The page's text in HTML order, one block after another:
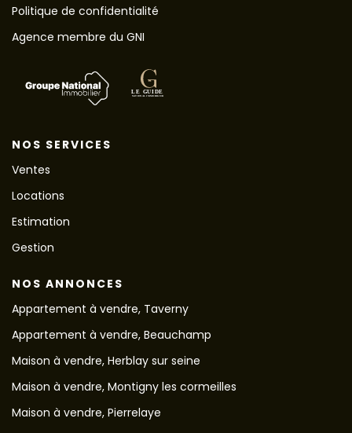
Politique de confidentialité
Agence membre du GNI
NOS SERVICES
Ventes
Locations
Estimation
Gestion
NOS ANNONCES
Appartement à vendre, Taverny
Appartement à vendre, Beauchamp
Maison à vendre, Herblay sur seine
Maison à vendre, Montigny les cormeilles
Maison à vendre, Pierrelaye